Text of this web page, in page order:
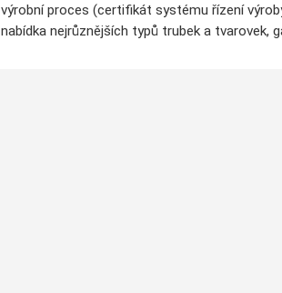
výrobní proces (certifikát systému řízení
nabídka nejrůznějších typů trubek a tvarovek,